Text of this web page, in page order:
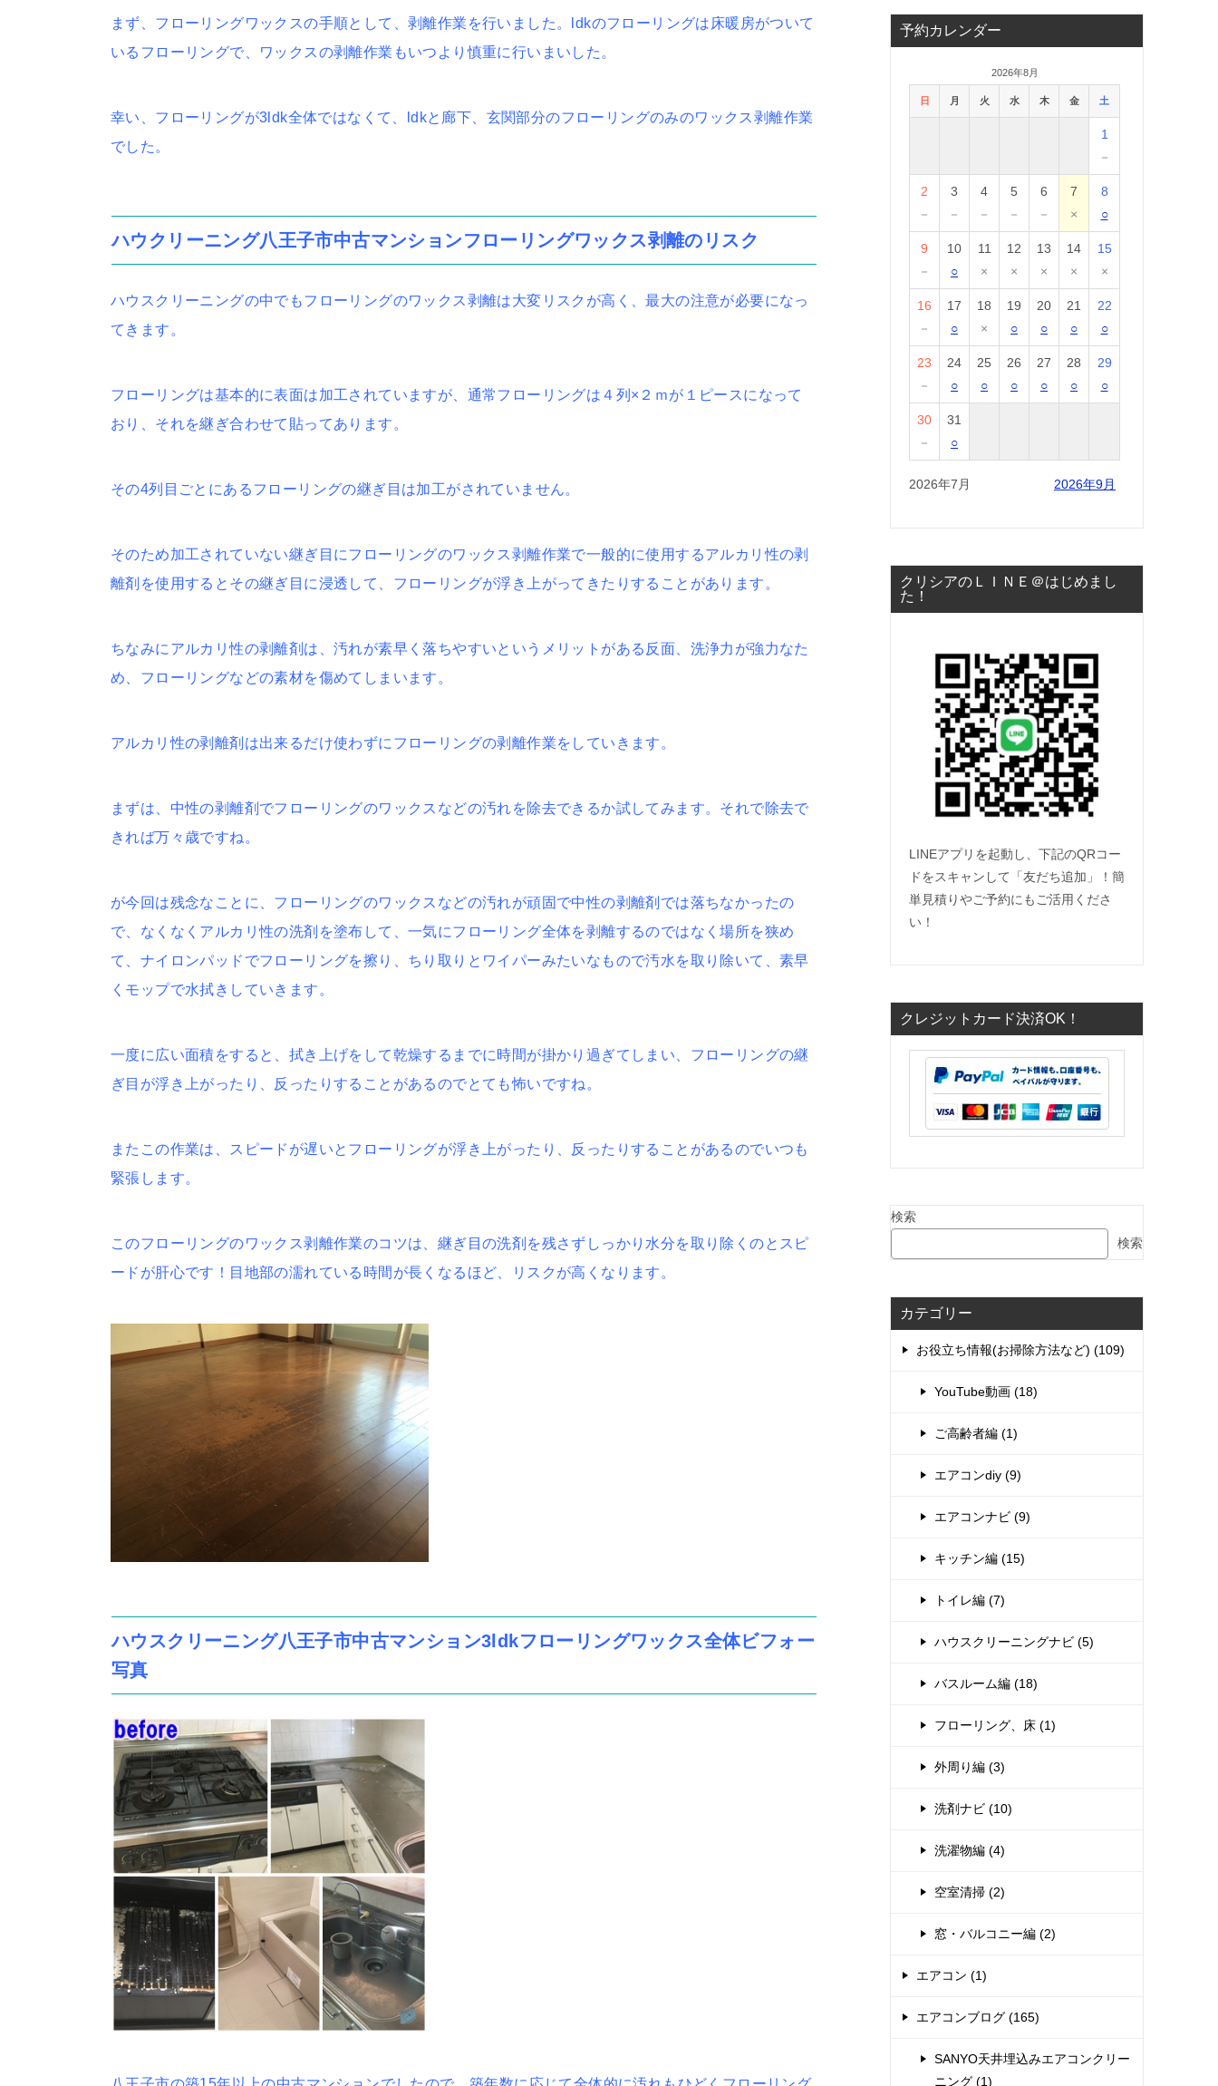
まず、フローリングワックスの手順として、剥離作業を行いました。ldkのフローリングは床暖房がついて
いるフローリングで、ワックスの剥離作業もいつより慎重に行いまいした。
幸い、フローリングが3ldk全体ではなくて、ldkと廊下、玄関部分のフローリングのみのワックス剥離作業
でした。
ハウクリーニング八王子市中古マンションフローリングワックス剥離のリスク
ハウスクリーニングの中でもフローリングのワックス剥離は大変リスクが高く、最大の注意が必要になっ
てきます。
フローリングは基本的に表面は加工されていますが、通常フローリングは４列×２ｍが１ピースになって
おり、それを継ぎ合わせて貼ってあります。
その4列目ごとにあるフローリングの継ぎ目は加工がされていません。
そのため加工されていない継ぎ目にフローリングのワックス剥離作業で一般的に使用するアルカリ性の剥
離剤を使用するとその継ぎ目に浸透して、フローリングが浮き上がってきたりすることがあります。
ちなみにアルカリ性の剥離剤は、汚れが素早く落ちやすいというメリットがある反面、洗浄力が強力なた
め、フローリングなどの素材を傷めてしまいます。
アルカリ性の剥離剤は出来るだけ使わずにフローリングの剥離作業をしていきます。
まずは、中性の剥離剤でフローリングのワックスなどの汚れを除去できるか試してみます。それで除去で
きれば万々歳ですね。
が今回は残念なことに、フローリングのワックスなどの汚れが頑固で中性の剥離剤では落ちなかったの
で、なくなくアルカリ性の洗剤を塗布して、一気にフローリング全体を剥離するのではなく場所を狭め
て、ナイロンパッドでフローリングを擦り、ちり取りとワイパーみたいなもので汚水を取り除いて、素早
くモップで水拭きしていきます。
一度に広い面積をすると、拭き上げをして乾燥するまでに時間が掛かり過ぎてしまい、フローリングの継
ぎ目が浮き上がったり、反ったりすることがあるのでとても怖いですね。
またこの作業は、スピードが遅いとフローリングが浮き上がったり、反ったりすることがあるのでいつも
緊張します。
このフローリングのワックス剥離作業のコツは、継ぎ目の洗剤を残さずしっかり水分を取り除くのとスピ
ードが肝心です！目地部の濡れている時間が長くなるほど、リスクが高くなります。
ハウスクリーニング八王子市中古マンション3ldkフローリングワックス全体ビフォー
写真
予約カレンダー
2026年8月
日 月 火 水 木 金 土
1
－
2
－
3
－
4
－
5
－
6
－
7
×
8
○
9
－
10
○
11
×
12
×
13
×
14
×
15
×
16
－
17
○
18
×
19
○
20
○
21
○
22
○
23
－
24
○
25
○
26
○
27
○
28
○
29
○
30
－
31
○
2026年7月 2026年9月
クリシアのＬＩＮＥ＠はじめまし
た！
LINEアプリを起動し、下記のQRコー
ドをスキャンして「友だち追加」！簡
単見積りやご予約にもご活用くださ
い！
クレジットカード決済OK！
検索
検索
カテゴリー
お役立ち情報(お掃除方法など) (109)
YouTube動画 (18)
ご高齢者編 (1)
エアコンdiy (9)
エアコンナビ (9)
キッチン編 (15)
トイレ編 (7)
ハウスクリーニングナビ (5)
バスルーム編 (18)
フローリング、床 (1)
外周り編 (3)
洗剤ナビ (10)
洗濯物編 (4)
空室清掃 (2)
窓・バルコニー編 (2)
エアコン (1)
エアコンブログ (165)
SANYO天井埋込みエアコンクリー
ニング (1)